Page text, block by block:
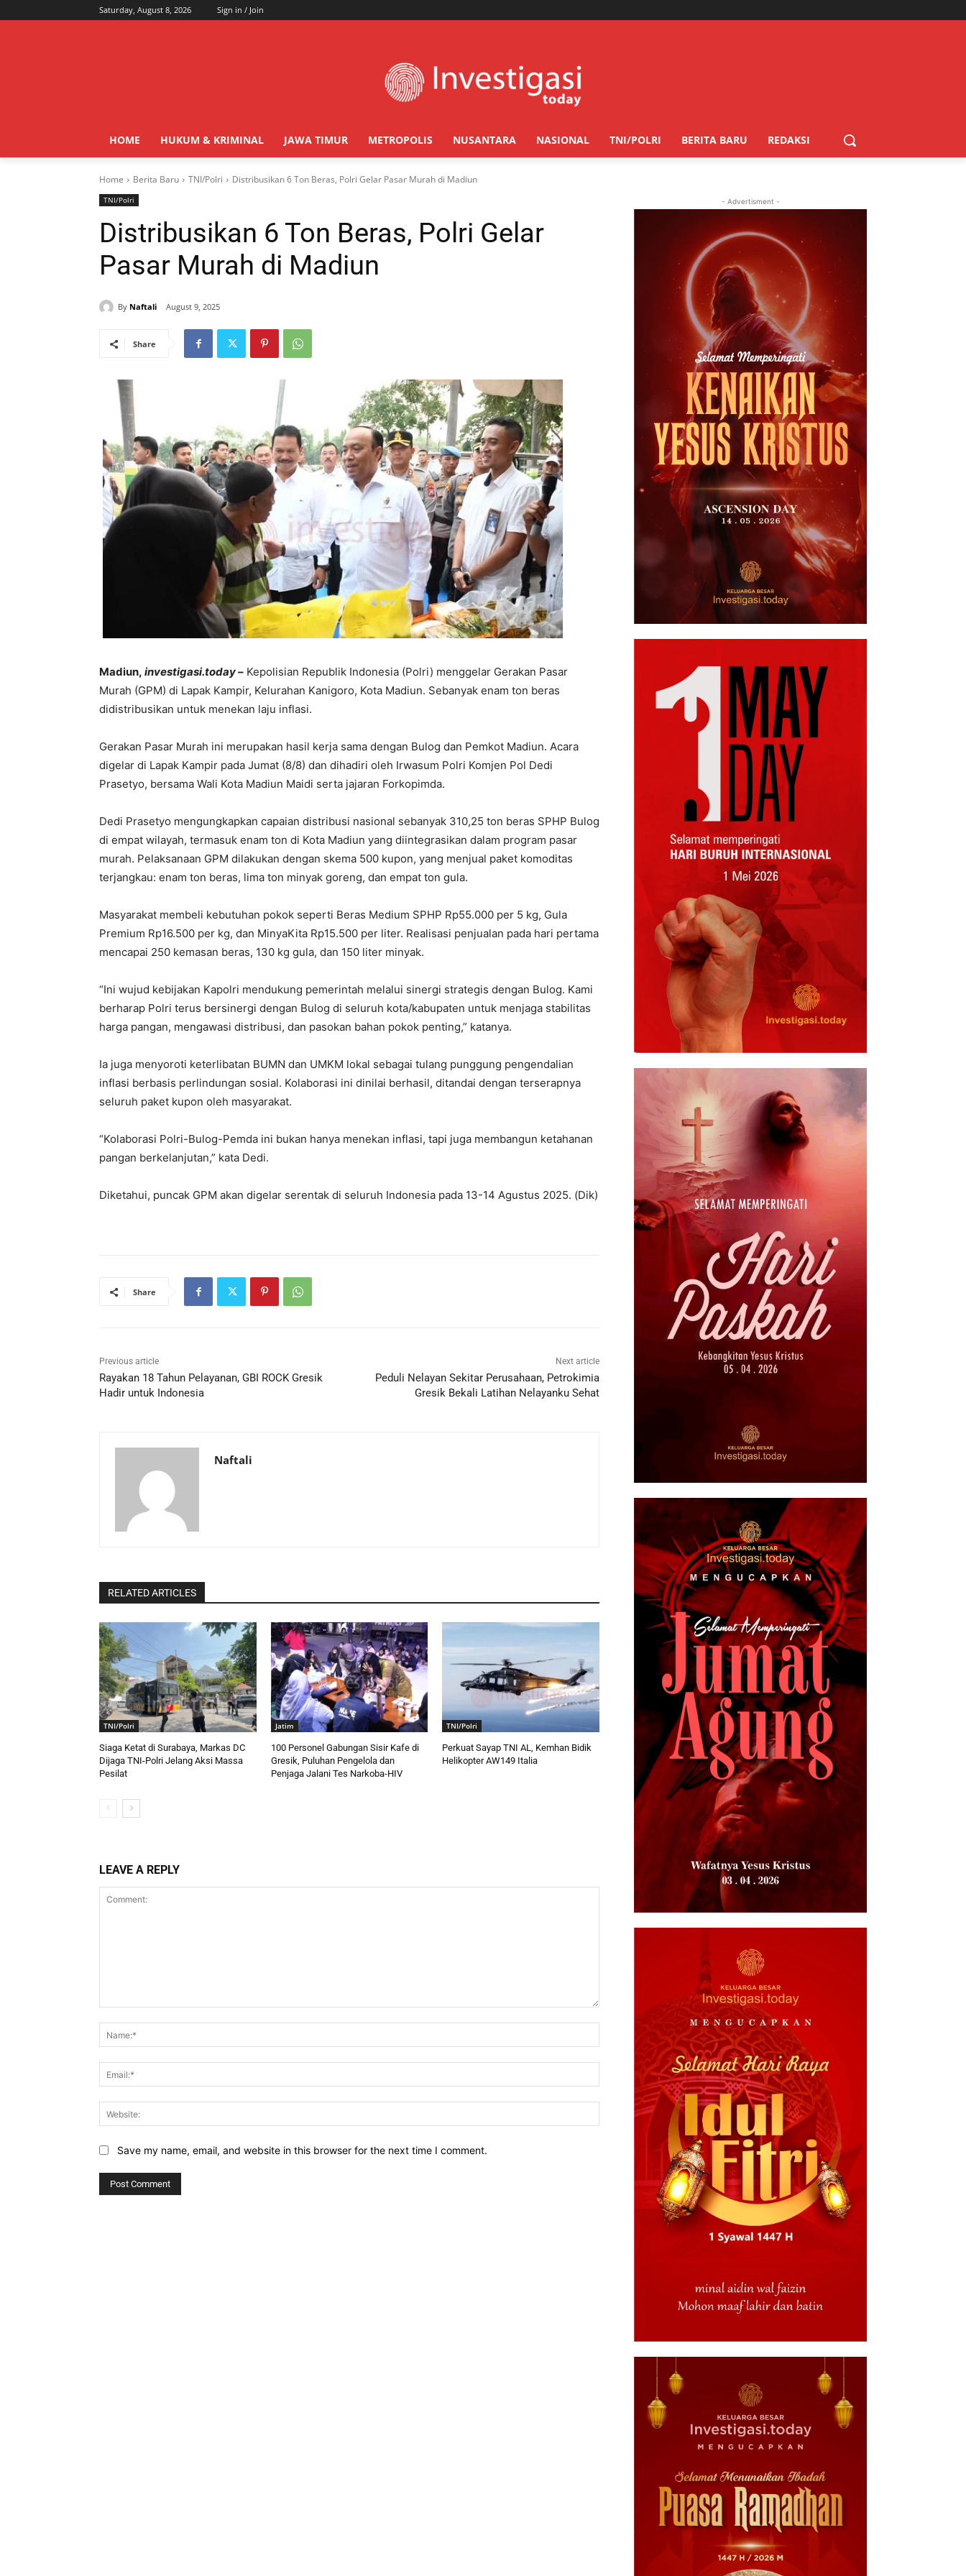
Saturday, August 8, 2026 Sign in / Join
HOME HUKUM & KRIMINAL JAWA TIMUR METROPOLIS NUSANTARA NASIONAL TNI/POLRI BERITA BARU REDAKSI
Home Berita Baru TNI/Polri Distribusikan 6 Ton Beras, Polri Gelar Pasar Murah di Madiun
TNI/Polri
Distribusikan 6 Ton Beras, Polri Gelar
Pasar Murah di Madiun
By Naftali August 9, 2025
Share
Madiun, investigasi.today – Kepolisian Republik Indonesia (Polri) menggelar Gerakan Pasar
Murah (GPM) di Lapak Kampir, Kelurahan Kanigoro, Kota Madiun. Sebanyak enam ton beras
didistribusikan untuk menekan laju inflasi.
Gerakan Pasar Murah ini merupakan hasil kerja sama dengan Bulog dan Pemkot Madiun. Acara
digelar di Lapak Kampir pada Jumat (8/8) dan dihadiri oleh Irwasum Polri Komjen Pol Dedi
Prasetyo, bersama Wali Kota Madiun Maidi serta jajaran Forkopimda.
Dedi Prasetyo mengungkapkan capaian distribusi nasional sebanyak 310,25 ton beras SPHP Bulog
di empat wilayah, termasuk enam ton di Kota Madiun yang diintegrasikan dalam program pasar
murah. Pelaksanaan GPM dilakukan dengan skema 500 kupon, yang menjual paket komoditas
terjangkau: enam ton beras, lima ton minyak goreng, dan empat ton gula.
Masyarakat membeli kebutuhan pokok seperti Beras Medium SPHP Rp55.000 per 5 kg, Gula
Premium Rp16.500 per kg, dan MinyaKita Rp15.500 per liter. Realisasi penjualan pada hari pertama
mencapai 250 kemasan beras, 130 kg gula, dan 150 liter minyak.
“Ini wujud kebijakan Kapolri mendukung pemerintah melalui sinergi strategis dengan Bulog. Kami
berharap Polri terus bersinergi dengan Bulog di seluruh kota/kabupaten untuk menjaga stabilitas
harga pangan, mengawasi distribusi, dan pasokan bahan pokok penting,” katanya.
Ia juga menyoroti keterlibatan BUMN dan UMKM lokal sebagai tulang punggung pengendalian
inflasi berbasis perlindungan sosial. Kolaborasi ini dinilai berhasil, ditandai dengan terserapnya
seluruh paket kupon oleh masyarakat.
“Kolaborasi Polri-Bulog-Pemda ini bukan hanya menekan inflasi, tapi juga membangun ketahanan
pangan berkelanjutan,” kata Dedi.
Diketahui, puncak GPM akan digelar serentak di seluruh Indonesia pada 13-14 Agustus 2025. (Dik)
Share
Previous article
Rayakan 18 Tahun Pelayanan, GBI ROCK Gresik
Hadir untuk Indonesia
Next article
Peduli Nelayan Sekitar Perusahaan, Petrokimia
Gresik Bekali Latihan Nelayanku Sehat
Naftali
RELATED ARTICLES
TNI/Polri
Siaga Ketat di Surabaya, Markas DC
Dijaga TNI-Polri Jelang Aksi Massa
Pesilat
Jatim
100 Personel Gabungan Sisir Kafe di
Gresik, Puluhan Pengelola dan
Penjaga Jalani Tes Narkoba-HIV
TNI/Polri
Perkuat Sayap TNI AL, Kemhan Bidik
Helikopter AW149 Italia
LEAVE A REPLY
Website:
Save my name, email, and website in this browser for the next time I comment.
- Advertisment -